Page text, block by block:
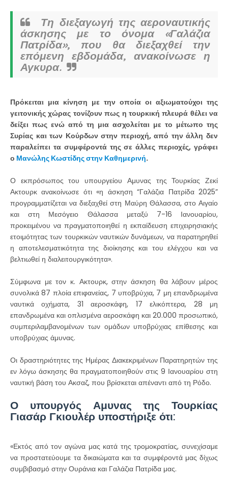
Τη διεξαγωγή της αεροναυτικής
άσκησης με το όνομα «Γαλάζια
Πατρίδα», που θα διεξαχθεί την
επόμενη εβδομάδα, ανακοίνωσε η
Αγκυρα.
Πρόκειται μια κίνηση με την οποία οι αξιωματούχοι της
γειτονικής χώρας τονίζουν πως η τουρκική πλευρά θέλει να
δείξει πως ενώ από τη μια ασχολείται με το μέτωπο της
Συρίας και των Κούρδων στην περιοχή, από την άλλη δεν
παραλείπει τα συμφέροντά της σε άλλες περιοχές, γράφει
ο Μανώλης Κωστίδης στην Καθημερινή.
Ο εκπρόσωπος του υπουργείου Αμυνας της Τουρκίας Ζεκί
Ακτουρκ ανακοίνωσε ότι «η άσκηση “Γαλάζια Πατρίδα 2025”
προγραμματίζεται να διεξαχθεί στη Μαύρη Θάλασσα, στο Αιγαίο
και στη Μεσόγειο Θάλασσα μεταξύ 7-16 Ιανουαρίου,
προκειμένου να πραγματοποιηθεί η εκπαίδευση επιχειρησιακής
ετοιμότητας των τουρκικών ναυτικών δυνάμεων, να παρατηρηθεί
η αποτελεσματικότητα της διοίκησης και του ελέγχου και να
βελτιωθεί η διαλειτουργικότητα».
Σύμφωνα με τον κ. Ακτουρκ, στην άσκηση θα λάβουν μέρος
συνολικά 87 πλοία επιφανείας, 7 υποβρύχια, 7 μη επανδρωμένα
ναυτικά οχήματα, 31 αεροσκάφη, 17 ελικόπτερα, 28 μη
επανδρωμένα και οπλισμένα αεροσκάφη και 20.000 προσωπικό,
συμπεριλαμβανομένων των ομάδων υποβρύχιας επίθεσης και
υποβρύχιας άμυνας.
Οι δραστηριότητες της Ημέρας Διακεκριμένων Παρατηρητών της
εν λόγω άσκησης θα πραγματοποιηθούν στις 9 Ιανουαρίου στη
ναυτική βάση του Ακσαζ, που βρίσκεται απέναντι από τη Ρόδο.
Ο υπουργός Αμυνας της Τουρκίας
Γιασάρ Γκιουλέρ υποστήριξε ότι:
«Εκτός από τον αγώνα μας κατά της τρομοκρατίας, συνεχίσαμε
να προστατεύουμε τα δικαιώματα και τα συμφέροντά μας δίχως
συμβιβασμό στην Ουράνια και Γαλάζια Πατρίδα μας.